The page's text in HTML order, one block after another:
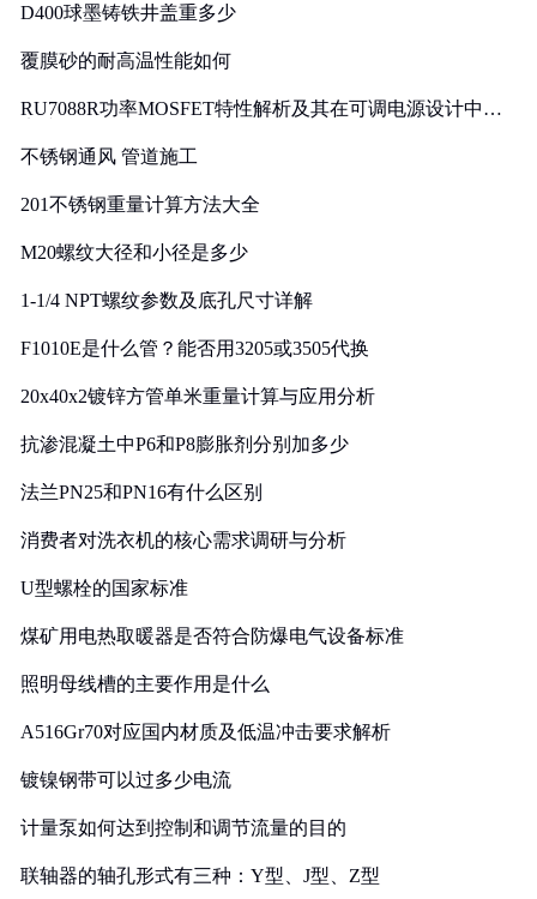
D400球墨铸铁井盖重多少
覆膜砂的耐高温性能如何
RU7088R功率MOSFET特性解析及其在可调电源设计中的
不锈钢通风 管道施工
201不锈钢重量计算方法大全
M20螺纹大径和小径是多少
1-1/4 NPT螺纹参数及底孔尺寸详解
F1010E是什么管？能否用3205或3505代换
20x40x2镀锌方管单米重量计算与应用分析
抗渗混凝土中P6和P8膨胀剂分别加多少
法兰PN25和PN16有什么区别
消费者对洗衣机的核心需求调研与分析
U型螺栓的国家标准
煤矿用电热取暖器是否符合防爆电气设备标准
照明母线槽的主要作用是什么
A516Gr70对应国内材质及低温冲击要求解析
镀镍钢带可以过多少电流
计量泵如何达到控制和调节流量的目的
联轴器的轴孔形式有三种：Y型、J型、Z型